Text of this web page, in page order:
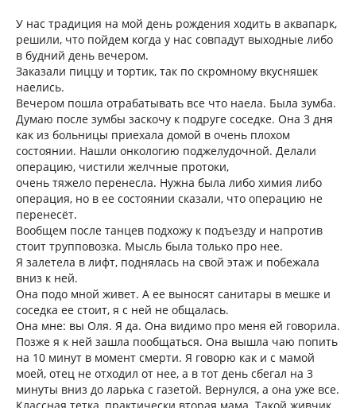
У нас традиция на мой день рождения ходить в аквапарк,
решили, что пойдем когда у нас совпадут выходные либо
в будний день вечером.
Заказали пиццу и тортик, так по скромному вкусняшек
наелись.
Вечером пошла отрабатывать все что наела. Была зумба.
Думаю после зумбы заскочу к подруге соседке. Она 3 дня
как из больницы приехала домой в очень плохом
состоянии. Нашли онкологию поджелудочной. Делали
операцию, чистили желчные протоки,
очень тяжело перенесла. Нужна была либо химия либо
операция, но в ее состоянии сказали, что операцию не
перенесёт.
Вообщем после танцев подхожу к подъезду и напротив
стоит трупповозка. Мысль была только про нее.
Я залетела в лифт, поднялась на свой этаж и побежала
вниз к ней.
Она подо мной живет. А ее выносят санитары в мешке и
соседка ее стоит, я с ней не общалась.
Она мне: вы Оля. Я да. Она видимо про меня ей говорила.
Позже я к ней зашла пообщаться. Она вышла чаю попить
на 10 минут в момент смерти. Я говорю как и с мамой
моей, отец не отходил от нее, а в тот день сбегал на 3
минуты вниз до ларька с газетой. Вернулся, а она уже все.
Классная тетка, практически вторая мама. Такой живчик,